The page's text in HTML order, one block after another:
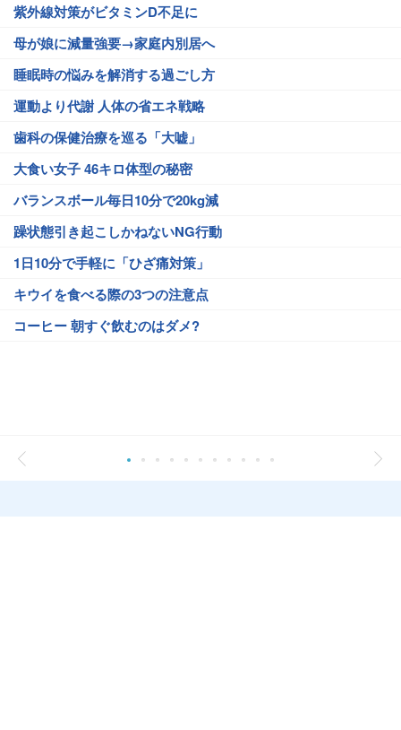
紫外線対策がビタミンD不足に
母が娘に減量強要→家庭内別居へ
睡眠時の悩みを解消する過ごし方
運動より代謝 人体の省エネ戦略
歯科の保健治療を巡る「大嘘」
大食い女子 46キロ体型の秘密
バランスボール毎日10分で20kg減
躁状態引き起こしかねないNG行動
1日10分で手軽に「ひざ痛対策」
キウイを食べる際の3つの注意点
コーヒー 朝すぐ飲むのはダメ?